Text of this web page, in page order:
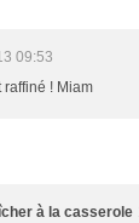
09:53
! Miam
à la casserole